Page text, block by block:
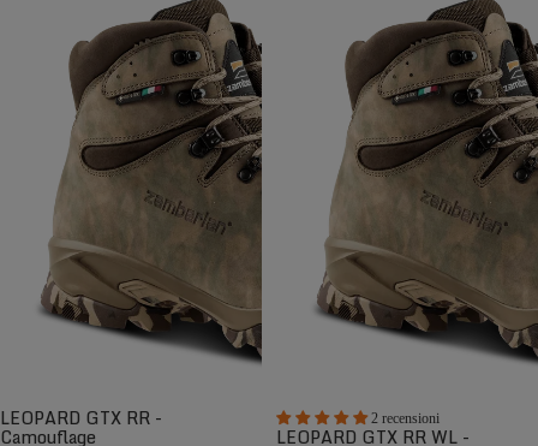
LEOPARD GTX RR -
Camouflage
2 recensioni
LEOPARD GTX RR WL -